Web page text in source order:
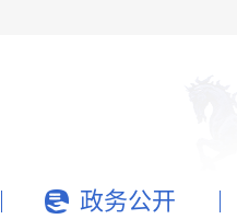
政务公开